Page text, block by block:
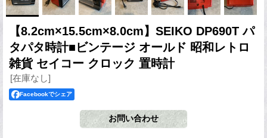
【8.2cm×15.5cm×8.0cm】SEIKO DP690T パ
タパタ時計■ビンテージ オールド 昭和レトロ
雑貨 セイコー クロック 置時計
[在庫なし]
Facebookでシェア